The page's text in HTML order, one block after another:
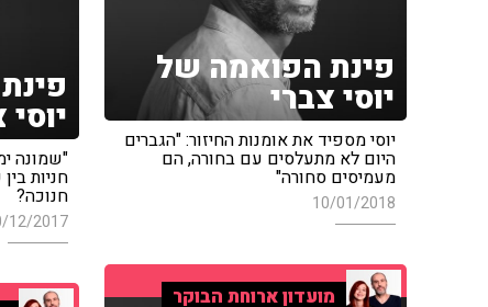
פינת הפואמה של
יוסי צברי
יוסי מספיד את אומנות החיזור: "הגברים
היום לא מתעלסים עם בחורה, הם
מעמיסים סחורה"
10/01/2018
"שמונה
חניות
חנוכה?
12/2017
מועדון ארוחת הבוקר